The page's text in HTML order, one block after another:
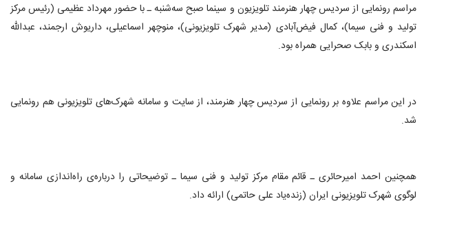
مراسم رونمایی از سردیس چهار هنرمند تلویزیون و سینما صبح سه‌شنبه ـ با حضور مهرداد عظیمی (رئیس مرکز
تولید و فنی سیما)، کمال فیض‌آبادی (مدیر شهرک تلویزیونی)، منوچهر اسماعیلی، داریوش ارجمند، عبدالله
اسکندری و بابک صحرایی همراه بود.
در این مراسم علاوه بر رونمایی از سردیس چهار هنرمند، از سایت و سامانه شهرک‌های تلویزیونی هم رونمایی
شد.
همچنین احمد امیرحائری ـ قائم مقام مرکز تولید و فنی سیما ـ توضیحاتی را درباره‌ی راه‌اندازی سامانه و
لوگوی شهرک تلویزیونی ایران (زنده‌یاد علی حاتمی) ارائه داد.